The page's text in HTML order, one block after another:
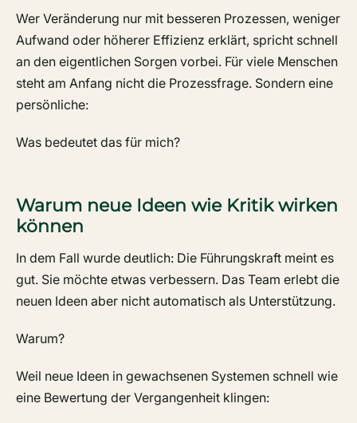
Wer Veränderung nur mit besseren Prozessen, weniger
Aufwand oder höherer Effizienz erklärt, spricht schnell
an den eigentlichen Sorgen vorbei. Für viele Menschen
steht am Anfang nicht die Prozessfrage. Sondern eine
persönliche:
Was bedeutet das für mich?
Warum neue Ideen wie Kritik wirken
können
In dem Fall wurde deutlich: Die Führungskraft meint es
gut. Sie möchte etwas verbessern. Das Team erlebt die
neuen Ideen aber nicht automatisch als Unterstützung.
Warum?
Weil neue Ideen in gewachsenen Systemen schnell wie
eine Bewertung der Vergangenheit klingen: